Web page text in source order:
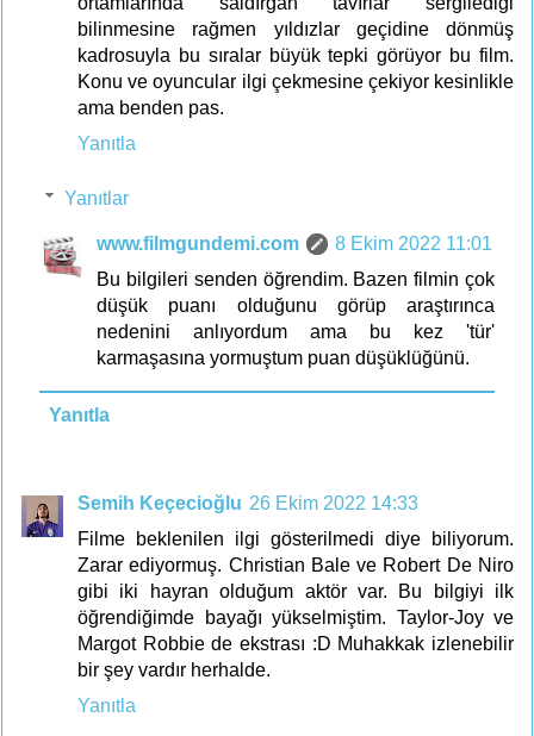
bilinmesine rağmen yıldızlar geçidine dönmüş
kadrosuyla bu sıralar büyük tepki görüyor bu film.
Konu ve oyuncular ilgi çekmesine çekiyor kesinlikle
ama benden pas.
Yanıtla
Yanıtlar
www.filmgundemi.com
8 Ekim 2022 11:01
Bu bilgileri senden öğrendim. Bazen filmin çok
düşük puanı olduğunu görüp araştırınca
nedenini anlıyordum ama bu kez 'tür'
karmaşasına yormuştum puan düşüklüğünü.
Yanıtla
Semih Keçecioğlu 26 Ekim 2022 14:33
Filme beklenilen ilgi gösterilmedi diye biliyorum.
Zarar ediyormuş. Christian Bale ve Robert De Niro
gibi iki hayran olduğum aktör var. Bu bilgiyi ilk
öğrendiğimde bayağı yükselmiştim. Taylor-Joy ve
Margot Robbie de ekstrası :D Muhakkak izlenebilir
bir şey vardır herhalde.
Yanıtla